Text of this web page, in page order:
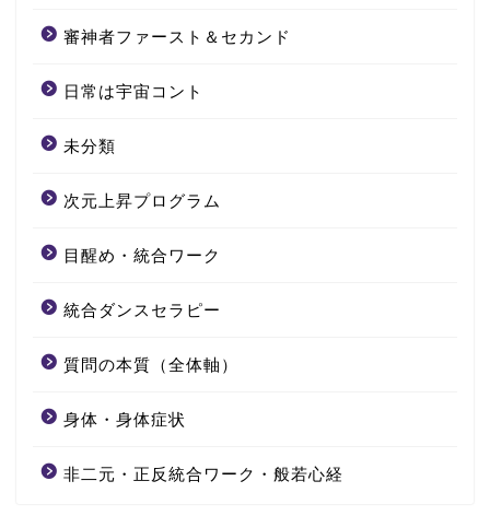
審神者ファースト＆セカンド
日常は宇宙コント
未分類
次元上昇プログラム
目醒め・統合ワーク
統合ダンスセラピー
質問の本質（全体軸）
身体・身体症状
非二元・正反統合ワーク・般若心経